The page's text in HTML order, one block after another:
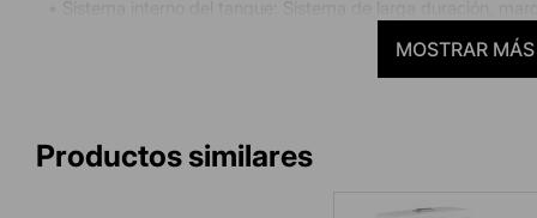
• Cubicaje (metros cúbicos): 0.178 m3
Dimensiones de diseño, instalación y funcionamiento
MOSTRAR MÁS